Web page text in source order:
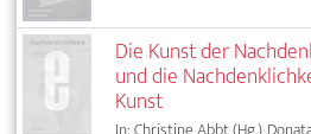
Die Kunst der
und die
Kunst